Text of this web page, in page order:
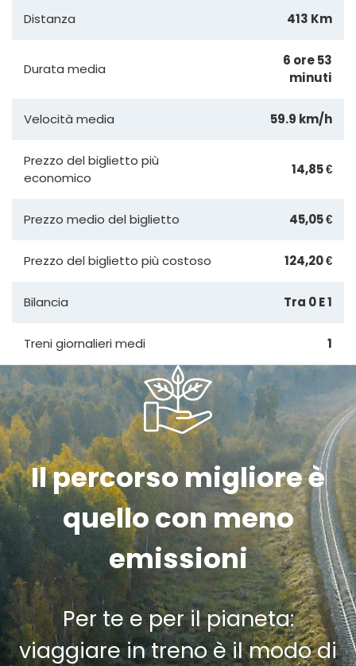
Distanza 413 Km
Durata media
6 ore 53
minuti
Velocità media 59.9 km/h
Prezzo del biglietto più
economico
14,85 €
Prezzo medio del biglietto 45,05 €
Prezzo del biglietto più costoso 124,20 €
Bilancia Tra 0 E 1
Treni giornalieri medi 1
Il percorso migliore è
quello con meno
emissioni
Per te e per il pianeta:
viaggiare in treno è il modo di